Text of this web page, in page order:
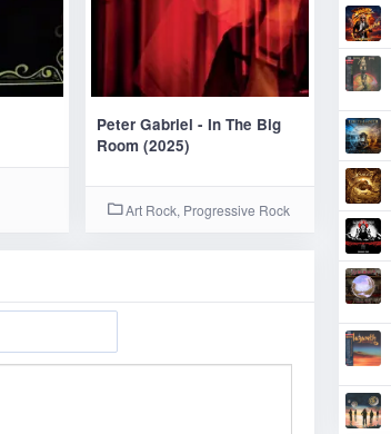
Peter Gabriel - In The Big
Room (2025)
Art Rock, Progressive Rock